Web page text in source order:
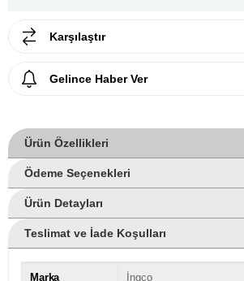
Karşılaştır
Gelince Haber Ver
Ürün Özellikleri
Ödeme Seçenekleri
Ürün Detayları
Teslimat ve İade Koşulları
Marka İngco